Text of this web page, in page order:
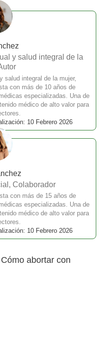
y salud integral de la
salud integral de la mujer,
con más de 10 años de
especializadas. Una de
médico de alto valor para
10 Febrero 2026
Colaborador
con más de 15 años de
especializadas. Una de
médico de alto valor para
10 Febrero 2026
abortar con